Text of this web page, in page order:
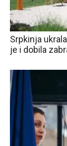
Srpkinja
je i dobila